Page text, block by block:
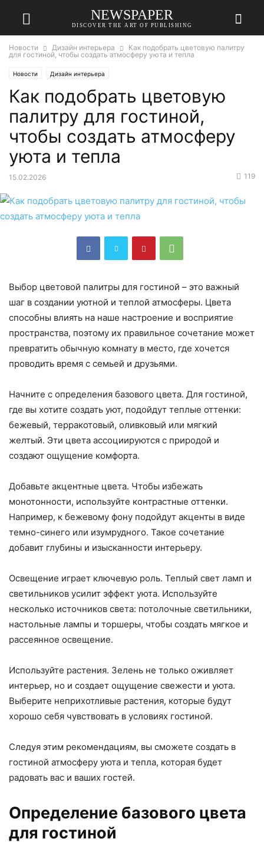
NEWSPAPER
DISCOVER THE ART OF PUBLISHING
Новости Дизайн интерьера
Как подобрать цветовую палитру
для гостиной, чтобы создать атмосферу уюта и тепла
Новости Дизайн интерьера
Как подобрать цветовую
палитру для гостиной,
чтобы создать атмосферу
уюта и тепла
15.02.2026 119
Выбор цветовой палитры для гостиной – это важный
шаг в создании уютной и теплой атмосферы. Цвета
способны влиять на наше настроение и восприятие
пространства, поэтому их правильное сочетание может
превратить обычную комнату в место, где хочется
проводить время с семьей и друзьями.
Начните с определения базового цвета. Для гостиной,
где вы хотите создать уют, подойдут теплые оттенки:
бежевый, терракотовый, оливковый или мягкий
желтый. Эти цвета ассоциируются с природой и
создают ощущение комфорта.
Добавьте акцентные цвета. Чтобы избежать
монотонности, используйте контрастные оттенки.
Например, к бежевому фону подойдут акценты в виде
темно-синего или изумрудного. Такое сочетание
добавит глубины и изысканности интерьеру.
Освещение играет ключевую роль. Теплый свет ламп и
светильников усилит эффект уюта. Используйте
несколько источников света: потолочные светильники,
настольные лампы и торшеры, чтобы создать мягкое и
рассеянное освещение.
Используйте растения. Зелень не только оживляет
интерьер, но и создает ощущение свежести и уюта.
Выберите неприхотливые растения, которые будут
хорошо себя чувствовать в условиях гостиной.
Следуя этим рекомендациям, вы сможете создать в
гостиной атмосферу уюта и тепла, которая будет
радовать вас и ваших гостей.
Определение базового цвета
для гостиной